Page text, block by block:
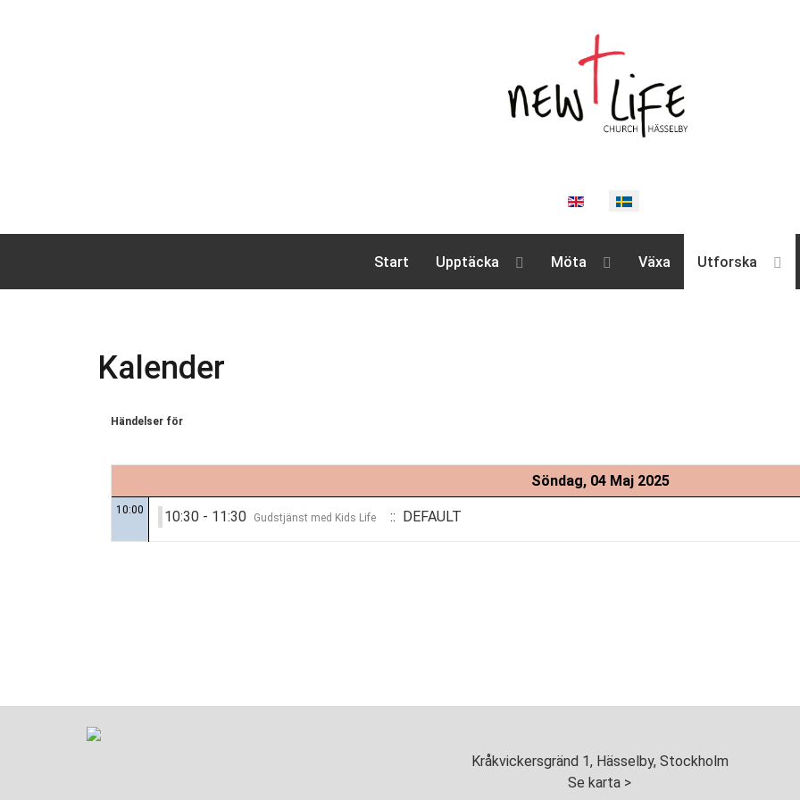
Start Upptäcka Möta Växa Utforska
Kalender
Händelser för
Söndag, 04 Maj 2025
10:00 10:30 - 11:30 Gudstjänst med Kids Life :: DEFAULT
Kråkvickersgränd 1, Hässelby, Stockholm
Se karta >